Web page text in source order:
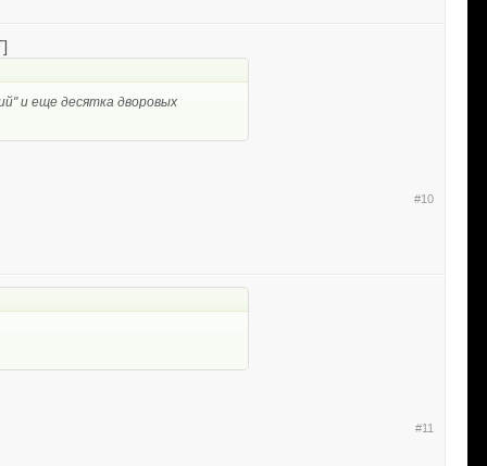
и еще десятка дворовых
#10
#11